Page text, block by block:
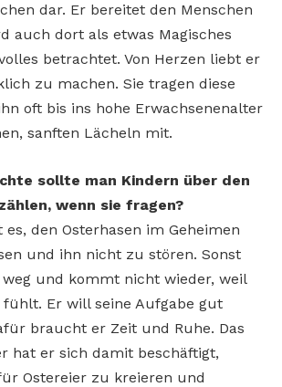
dar. Er bereitet den Menschen
auch dort als etwas Magisches
betrachtet. Von Herzen liebt er
zu machen. Sie tragen diese
oft bis ins hohe Erwachsenenalter
sanften Lächeln mit.
sollte man Kindern über den
wenn sie fragen?
den Osterhasen im Geheimen
und ihn nicht zu stören. Sonst
und kommt nicht wieder, weil
Er will seine Aufgabe gut
braucht er Zeit und Ruhe. Das
hat er sich damit beschäftigt,
Ostereier zu kreieren und